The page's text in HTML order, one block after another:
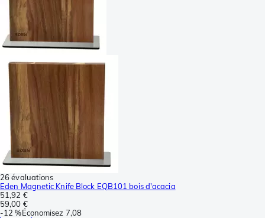
26 évaluations
Eden Magnetic Knife Block EQB101 bois d'acacia
51,92 €
59,00 €
-12 %Économisez 7,08